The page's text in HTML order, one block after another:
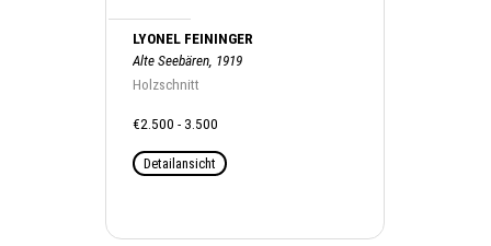
LYONEL FEININGER
Alte Seebären, 1919
Holzschnitt
€2.500 - 3.500
Detailansicht